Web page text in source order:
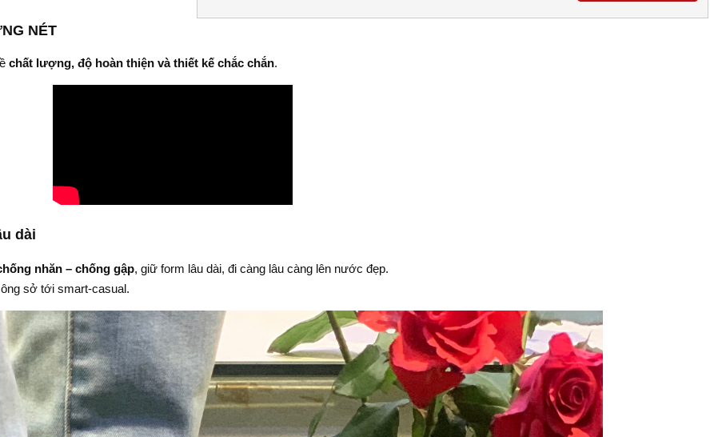
NÉT
chất lượng, độ hoàn thiện và thiết kế chắc chắn.
dài
nhăn – chống gập, giữ form lâu dài, đi càng lâu càng lên nước đẹp.
sở tới smart-casual.